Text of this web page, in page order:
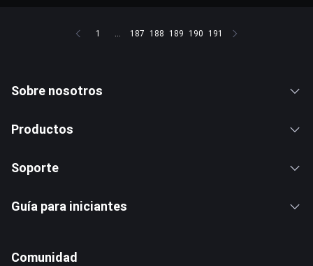
1 ... 187 188 189 190 191
Sobre nosotros
Productos
Soporte
Guía para iniciantes
Comunidad